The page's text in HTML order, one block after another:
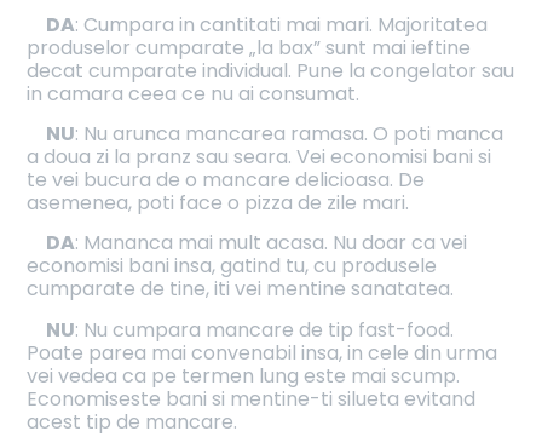
DA: Cumpara in cantitati mai mari. Majoritatea
produselor cumparate „la bax” sunt mai ieftine
decat cumparate individual. Pune la congelator sau
in camara ceea ce nu ai consumat.
NU: Nu arunca mancarea ramasa. O poti manca
a doua zi la pranz sau seara. Vei economisi bani si
te vei bucura de o mancare delicioasa. De
asemenea, poti face o pizza de zile mari.
DA: Mananca mai mult acasa. Nu doar ca vei
economisi bani insa, gatind tu, cu produsele
cumparate de tine, iti vei mentine sanatatea.
NU: Nu cumpara mancare de tip fast-food.
Poate parea mai convenabil insa, in cele din urma
vei vedea ca pe termen lung este mai scump.
Economiseste bani si mentine-ti silueta evitand
acest tip de mancare.